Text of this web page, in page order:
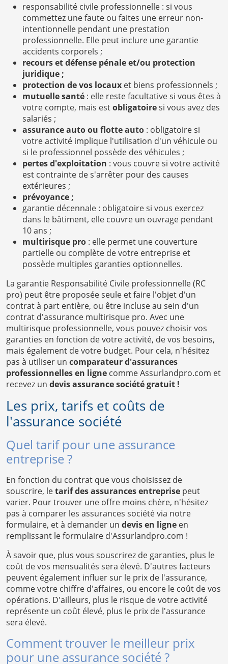
responsabilité civile professionnelle : si vous
commettez une faute ou faites une erreur non-
intentionnelle pendant une prestation
professionnelle. Elle peut inclure une garantie
accidents corporels ;
recours et défense pénale et/ou protection
juridique ;
protection de vos locaux et biens professionnels ;
mutuelle santé : elle reste facultative si vous êtes à
votre compte, mais estobligatoiresi vous avez des
salariés ;
assurance auto ou flotte auto : obligatoire si
votre activité implique l'utilisation d'un véhicule ou
si le professionnel possède des véhicules ;
pertes d'exploitation : vous couvre si votre activité
est contrainte de s'arrêter pour des causes
extérieures ;
prévoyance ;
garantie décennale : obligatoire si vous exercez
dans le bâtiment, elle couvre un ouvrage pendant
10 ans ;
multirisque pro : elle permet une couverture
partielle ou complète de votre entreprise et
possède multiples garanties optionnelles.
La garantie Responsabilité Civile professionnelle (RC
pro) peut être proposée seule et faire l'objet d'un
contrat à part entière, ou être incluse au sein d'un
contrat d'assurance multirisque pro. Avec une
multirisque professionnelle, vous pouvez choisir vos
garanties en fonction de votre activité, de vos besoins,
mais également de votre budget. Pour cela, n'hésitez
pas à utiliser un comparateur d'assurances
professionnelles en ligne comme Assurlandpro.com et
recevez un devis assurance société gratuit !
Les prix, tarifs et coûts de
l'assurance société
Quel tarif pour une assurance
entreprise ?
En fonction du contrat que vous choisissez de
souscrire, letarif des assurances entreprise peut
varier. Pour trouver une offre moins chère, n'hésitez
pas à comparer les assurances société via notre
formulaire, et à demander un devis en ligne en
remplissant le formulaire d'Assurlandpro.com !
À savoir que, plus vous souscrirez de garanties, plus le
coût de vos mensualités sera élevé. D'autres facteurs
peuvent également influer sur le prix de l'assurance,
comme votre chiffre d'affaires, ou encore le coût de vos
opérations. D'ailleurs, plus le risque de votre activité
représente un coût élevé, plus le prix de l'assurance
sera élevé.
Comment trouver le meilleur prix
pour une assurance société ?